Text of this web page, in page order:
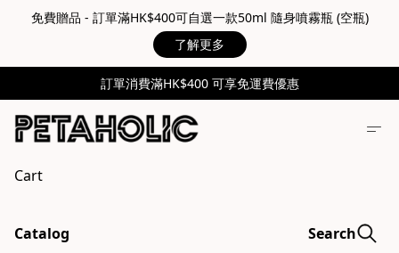
免費贈品 - 訂單滿HK$400可自選一款50ml 隨身噴霧瓶 (空瓶)
了解更多
訂單消費滿HK$400 可享免運費優惠
Cart
Catalog Search